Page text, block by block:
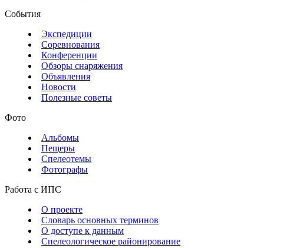
События
Экспедиции
Соревнования
Конференции
Обзоры снаряжения
Объявления
Новости
Полезные советы
Фото
Альбомы
Пещеры
Спелеотемы
Фотографы
Работа с ИПС
О проекте
Словарь основных терминов
О доступе к данным
Спелеологическое районирование